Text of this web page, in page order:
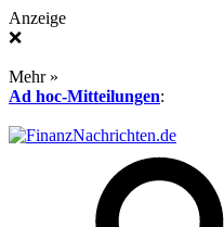
Anzeige
❌
Mehr »
Ad hoc-Mitteilungen: